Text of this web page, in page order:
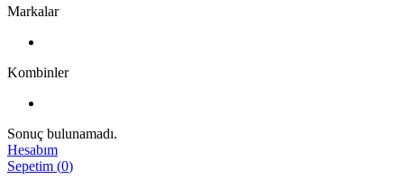
Markalar
Kombinler
Sonuç bulunamadı.
Hesabım
Sepetim (0)